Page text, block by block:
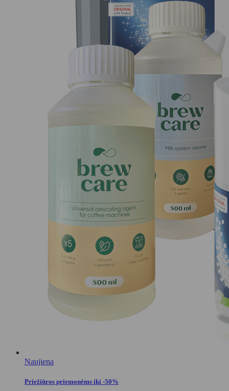
Naujiena
Priežiūros priemonėms iki -50%